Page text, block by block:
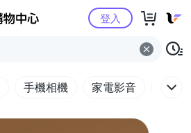
Yahoo購物中心
登入
手機相機 家電影音 電腦